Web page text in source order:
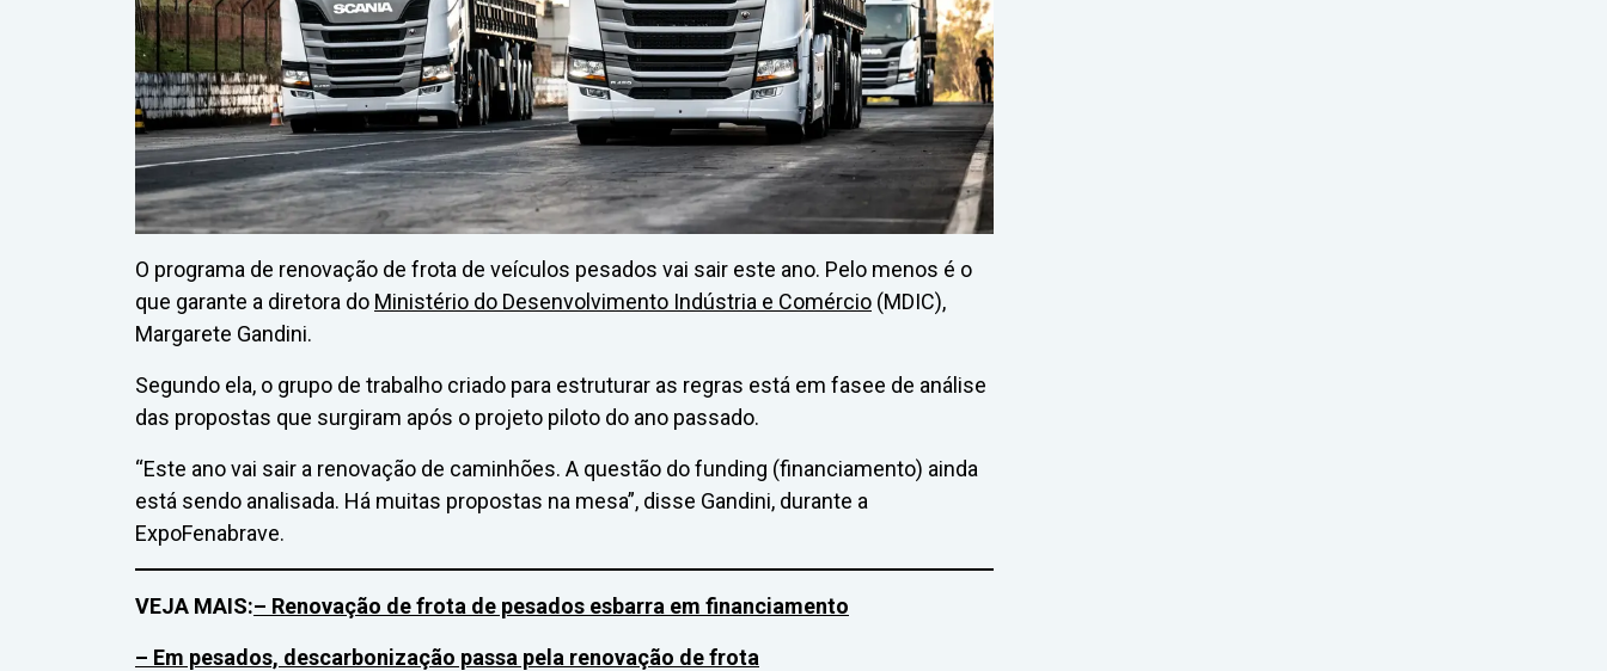
O programa de renovação de frota de veículos pesados vai sair este ano. Pelo menos é o
que garante a diretora do Ministério do Desenvolvimento Indústria e Comércio (MDIC),
Margarete Gandini.
Segundo ela, o grupo de trabalho criado para estruturar as regras está em fasee de análise
das propostas que surgiram após o projeto piloto do ano passado.
“Este ano vai sair a renovação de caminhões. A questão do funding (financiamento) ainda
está sendo analisada. Há muitas propostas na mesa”, disse Gandini, durante a
ExpoFenabrave.
VEJA MAIS:– Renovação de frota de pesados esbarra em financiamento
– Em pesados, descarbonização passa pela renovação de frota